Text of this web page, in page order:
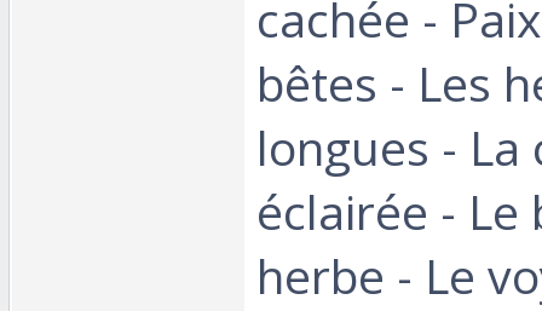
cachée -
bêtes - Les
longues - La
éclairée - Le
herbe - Le